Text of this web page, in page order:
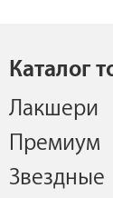
Каталог
Лакшери
Премиум
Звездные